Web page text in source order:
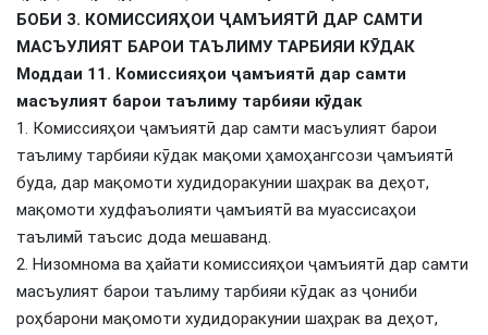
БОБИ 3. КОМИССИЯҲОИ ҶАМЪИЯТӢ ДАР САМТИ
МАСЪУЛИЯТ БАРОИ ТАЪЛИМУ ТАРБИЯИ КӮДАК
Моддаи 11. Комиссияҳои ҷамъиятӣ дар самти
масъулият барои таълиму тарбияи кӯдак
1. Комиссияҳои ҷамъиятӣ дар самти масъулият барои
таълиму тарбияи кӯдак мақоми ҳамоҳангсози ҷамъиятӣ
буда, дар мақомоти худидоракунии шаҳрак ва деҳот,
мақомоти худфаъолияти ҷамъиятӣ ва муассисаҳои
таълимӣ таъсис дода мешаванд.
2. Низомнома ва ҳайати комиссияҳои ҷамъиятӣ дар самти
масъулият барои таълиму тарбияи кӯдак аз ҷониби
роҳбарони мақомоти худидоракунии шаҳрак ва деҳот,